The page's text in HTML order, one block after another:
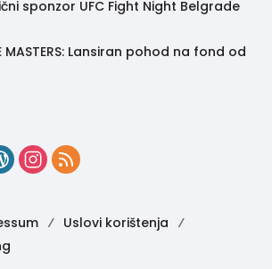
sponzor UFC Fight Night Belgrade
MASTERS: Lansiran pohod na fond od
Uslovi korištenja